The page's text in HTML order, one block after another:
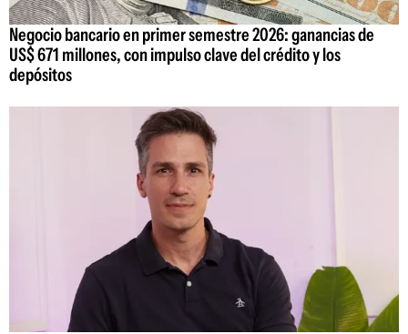
Negocio bancario en primer semestre 2026: ganancias de
US$ 671 millones, con impulso clave del crédito y los
depósitos